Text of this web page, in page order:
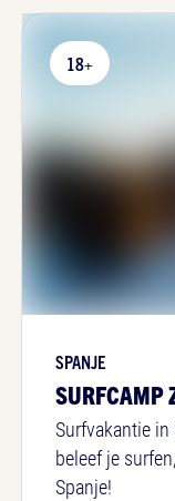
18+
SPANJE
SURFCAMP
Surfvakantie in
beleef je
Spanje!